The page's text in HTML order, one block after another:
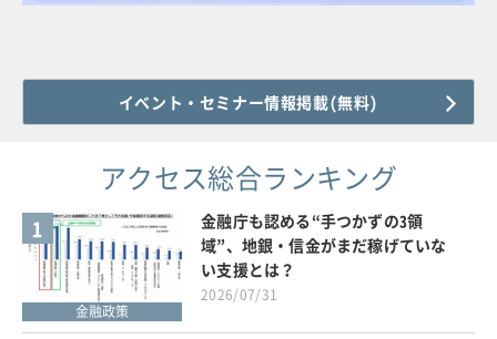
イベント・セミナー情報掲載(無料)
アクセス総合ランキング
1
金融政策
金融庁も認める“手つかずの3領
域”、地銀・信金がまだ稼げていな
い支援とは？
2026/07/31